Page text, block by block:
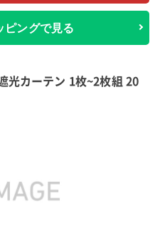
ピングで見る
光カーテン 1枚~2枚組 20